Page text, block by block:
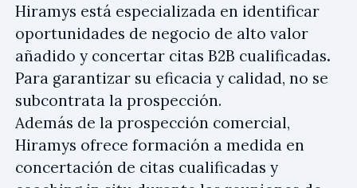
Hiramys está especializada en identificar
oportunidades de negocio de alto valor
añadido y concertar citas B2B cualificadas.
Para garantizar su eficacia y calidad, no se
subcontrata la prospección.
Además de la prospección comercial,
Hiramys ofrece formación a medida en
concertación de citas cualificadas y